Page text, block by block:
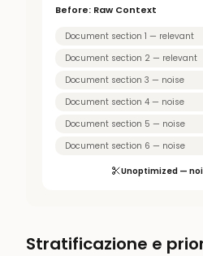
Before: Raw Context
Document section 1 — relevant
Document section 2 — relevant
Document section 3 — noise
Document section 4 — noise
Document section 5 — noise
Document section 6 — noise
Unoptimized —
Stratificazione e